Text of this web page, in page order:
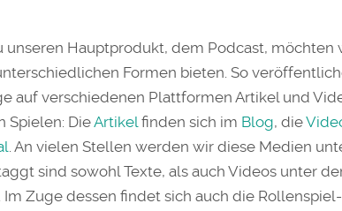
unseren Hauptprodukt, dem Podcast, möchten
Formen bieten. So
auf verschiedenen Plattformen Artikel und
Spielen: DieArtikelfinden sich im Blog, die
. An vielen Stellen werden wir diese Medien
sind sowohl Texte, als auch Videos unter
Im Zuge dessen findet sich auch die